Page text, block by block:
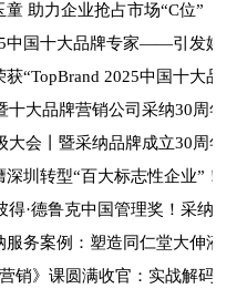
助力企业抢占市场“C位”
中国十大品牌专家——引发媒体
“TopBrand 2025中国十大品牌
十大品牌营销公司采纳30周年
大会丨暨采纳品牌成立30周年
深圳转型“百大标志性企业”！
得·德鲁克中国管理奖！采纳品
务案例：塑造同仁堂大伸液“
销》课圆满收官：实战解码引